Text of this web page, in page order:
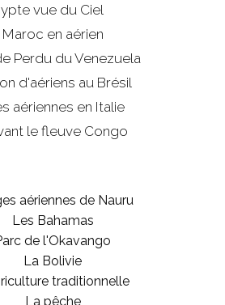
vue du Ciel
Maroc en aérien
Perdu du Venezuela
d'aériens au Brésil
aériennes en Italie
le fleuve Congo
aériennes de Nauru
Les Bahamas
de l'Okavango
La Bolivie
traditionnelle
La pêche